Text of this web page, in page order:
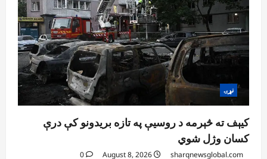
5
نړۍ
کیېف ته څېرمه د روسیې په تازه بریدونو کې درې
کسان وژل شوي
sharqnewsglobal.com
0